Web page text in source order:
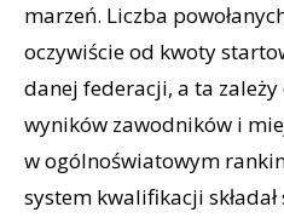
marzeń. Liczba
oczywiście od kwoty
danej federacji, a ta
wyników zawodników i
w ogólnoświatowym
system kwalifikacji